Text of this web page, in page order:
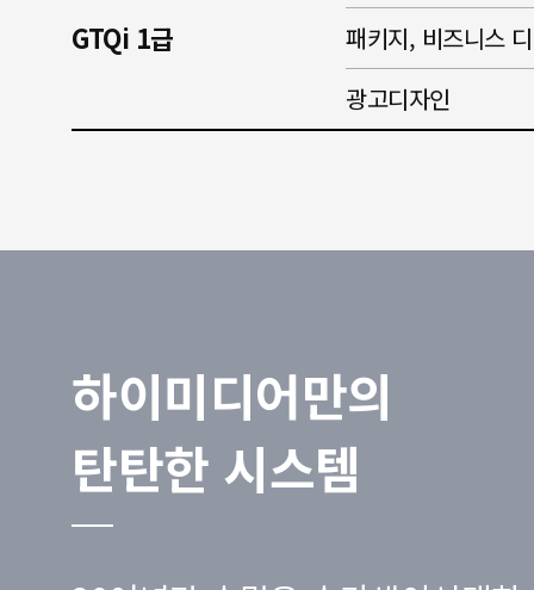
GTQi 1급
패키지, 비즈니스
광고디자인
하이미디어만의
탄탄한 시스템